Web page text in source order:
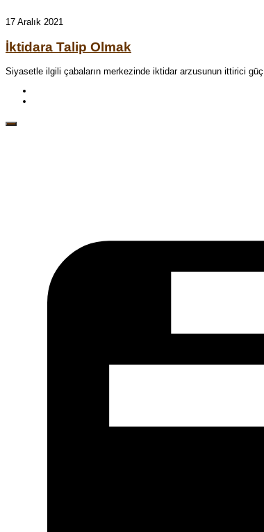
17 Aralık 2021
İktidara Talip Olmak
Siyasetle ilgili çabaların merkezinde iktidar arzusunun ittirici